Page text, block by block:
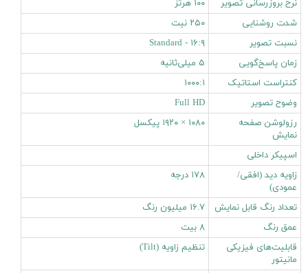
نرخ بروزرسانی تصویر
۱۰۰ هرتز
شدت روشنایی
۲۵۰ نیت
نسبت تصویر
۱۶:۹ - Standard
زمان پاسخ‌گویی
۵ میلی‌ثانیه
کنتراست استاتیک
۱۰۰۰:۱
وضوح تصویر
Full HD
رزولوشن صفحه
نمایش
۱۰۸۰ × ۱۹۲۰ پیکسل
اسپیکر داخلی
زاویه دید (افقی/
عمودی)
۱۷۸ درجه
تعداد رنگ قابل نمایش
۱۶.۷ میلیون رنگ
عمق رنگ
۸ بیت
قابلیت‌های فیزیکی
مانیتور
تنظیم زاویه (Tilt)